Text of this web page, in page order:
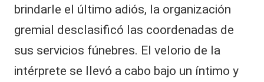
brindarle el último adiós, la organización
gremial desclasificó las coordenadas de
sus servicios fúnebres. El velorio de la
intérprete se llevó a cabo bajo un íntimo y